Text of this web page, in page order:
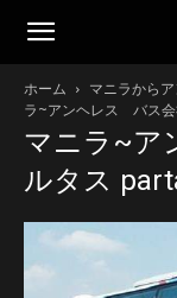
ホーム マニラから
ラ~アンヘレス バス
マニラ~
ルタス